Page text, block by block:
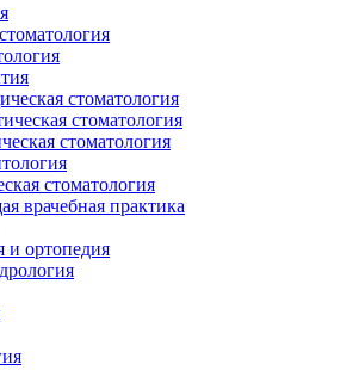
стоматология
стоматология
стоматология
стоматология
врачебная практика
и ортопедия